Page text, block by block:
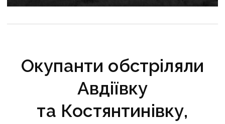
Окупанти обстріляли
Авдіївку
та Костянтинівку,